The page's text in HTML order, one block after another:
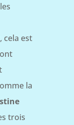
cela est
la
trois